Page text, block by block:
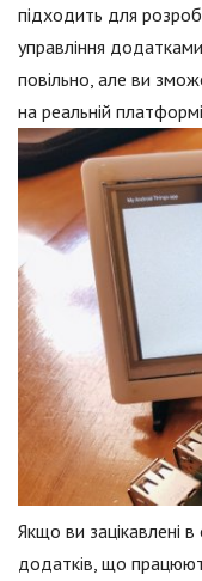
підходить для
управління
повільно, але ви
на реальній
Якщо ви зацікавлені
додатків, що